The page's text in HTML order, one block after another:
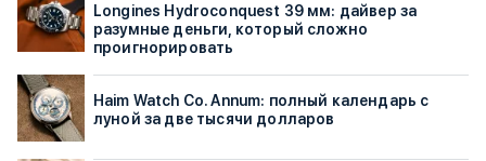
Longines Hydroconquest 39 мм: дайвер за
разумные деньги, который сложно
проигнорировать
Haim Watch Co. Annum: полный календарь с
луной за две тысячи долларов